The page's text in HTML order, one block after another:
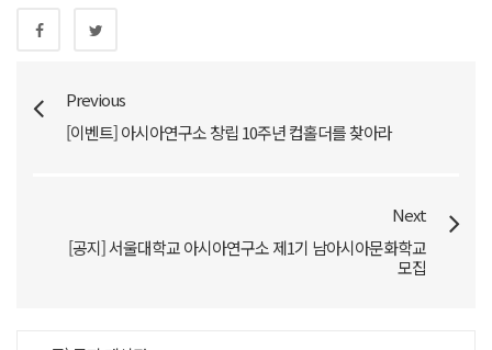
Previous
[이벤트] 아시아연구소 창립 10주년 컵홀더를 찾아라
Next
[공지] 서울대학교 아시아연구소 제1기 남아시아문화학교
모집